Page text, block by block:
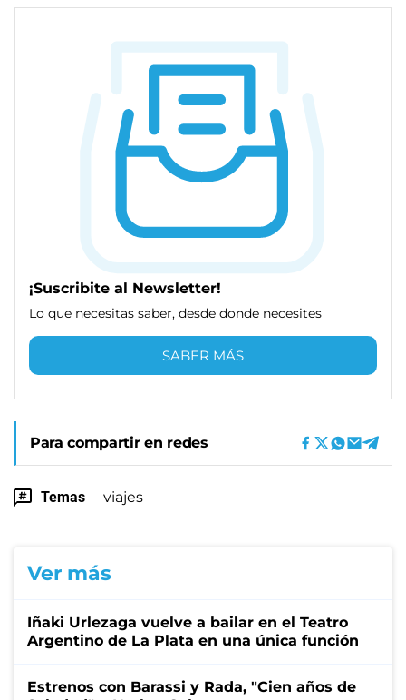
¡Suscribite al Newsletter!
Lo que necesitas saber, desde donde necesites
SABER MÁS
Para compartir en redes
Temas viajes
Ver más
Iñaki Urlezaga vuelve a bailar en el Teatro
Argentino de La Plata en una única función
Estrenos con Barassi y Rada, "Cien años de